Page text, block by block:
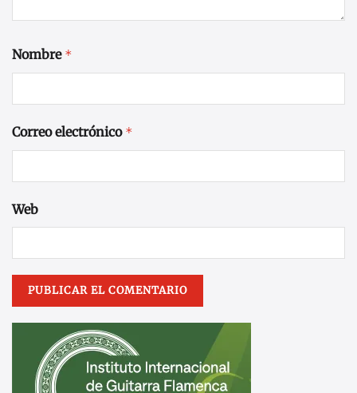
Nombre *
Correo electrónico *
Web